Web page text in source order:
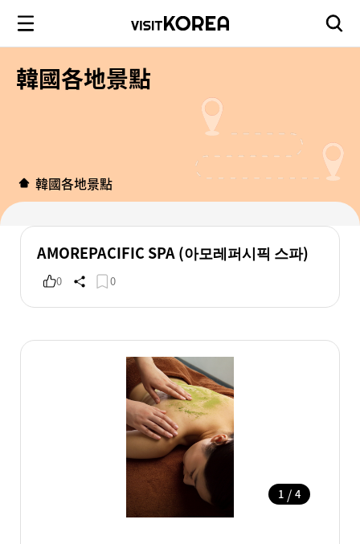
韓國各地景點
韓國各地景點
AMOREPACIFIC SPA (아모레퍼시픽 스파)
0 0
1 / 4